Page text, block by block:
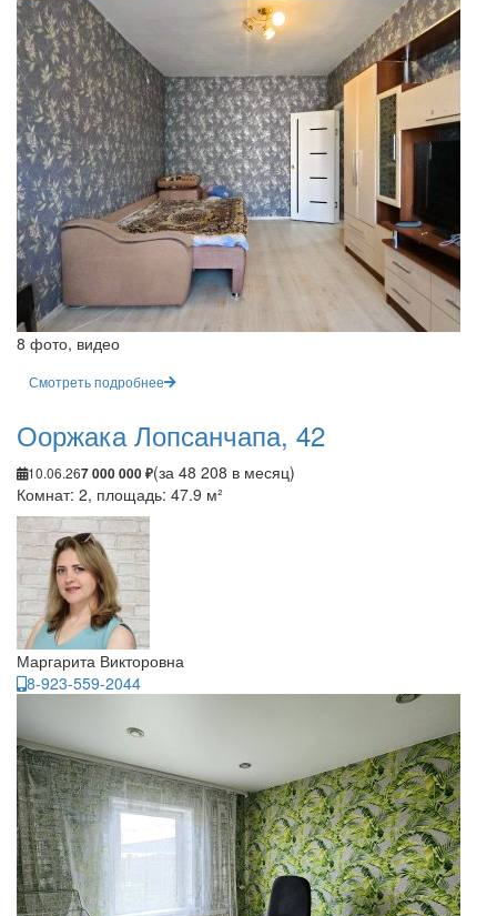
8 фото, видео
Смотреть подробнее
Ооржака Лопсанчапа, 42
10.06.267 000 000 ₽(за 48 208 в месяц)
Комнат: 2, площадь: 47.9 м²
Маргарита Викторовна
8-923-559-2044